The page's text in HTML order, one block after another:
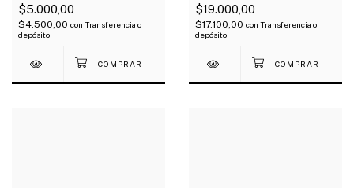
$5.000,00
$4.500,00 con Transferencia o
depósito
$19.000,00
$17.100,00 con Transferencia o
depósito